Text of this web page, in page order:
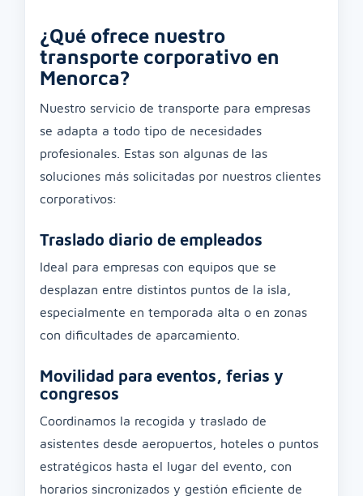
¿Qué ofrece nuestro
transporte corporativo en
Menorca?
Nuestro servicio de transporte para empresas
se adapta a todo tipo de necesidades
profesionales. Estas son algunas de las
soluciones más solicitadas por nuestros clientes
corporativos:
Traslado diario de empleados
Ideal para empresas con equipos que se
desplazan entre distintos puntos de la isla,
especialmente en temporada alta o en zonas
con dificultades de aparcamiento.
Movilidad para eventos, ferias y
congresos
Coordinamos la recogida y traslado de
asistentes desde aeropuertos, hoteles o puntos
estratégicos hasta el lugar del evento, con
horarios sincronizados y gestión eficiente de